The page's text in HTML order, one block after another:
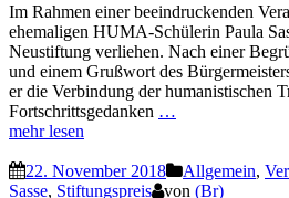
Im Rahmen einer beeindruckenden
ehemaligen HUMA-Schülerin Paula
Neustiftung verliehen. Nach einer
und einem Grußwort des
er die Verbindung der humanistischen
Fortschrittsgedanken …
mehr lesen
22. November 2018 Allgemein,
Sasse, Stiftungspreis von (Br)